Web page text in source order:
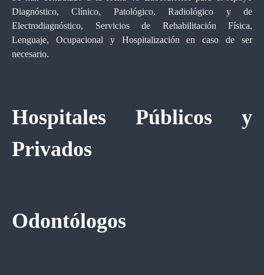
Diagnóstico, Clínico, Patológico, Radiológico y de
Electrodiagnóstico, Servicios de Rehabilitación Física,
Lenguaje, Ocupacional y Hospitalización en caso de ser
necesario.
Hospitales Públicos y
Privados
Odontólogos